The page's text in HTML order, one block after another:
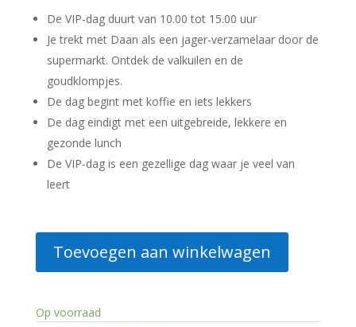
De VIP-dag duurt van 10.00 tot 15.00 uur
Je trekt met Daan als een jager-verzamelaar door de
supermarkt. Ontdek de valkuilen en de
goudklompjes.
De dag begint met koffie en iets lekkers
De dag eindigt met een uitgebreide, lekkere en
gezonde lunch
De VIP-dag is een gezellige dag waar je veel van
leert
(6
aantal
Toevoegen aan winkelwagen
Op voorraad